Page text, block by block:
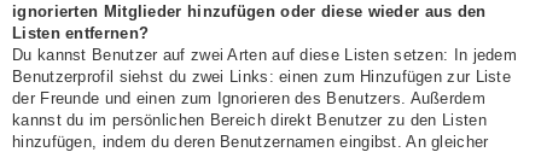
ignorierten Mitglieder hinzufügen oder diese wieder aus den
Listen entfernen?
Du kannst Benutzer auf zwei Arten auf diese Listen setzen: In jedem
Benutzerprofil siehst du zwei Links: einen zum Hinzufügen zur Liste
der Freunde und einen zum Ignorieren des Benutzers. Außerdem
kannst du im persönlichen Bereich direkt Benutzer zu den Listen
hinzufügen, indem du deren Benutzernamen eingibst. An gleicher